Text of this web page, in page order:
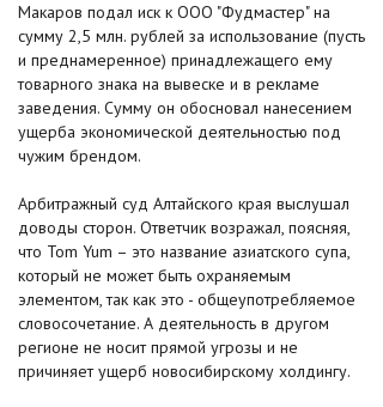
Макаров подал иск к ООО "Фудмастер" на
сумму 2,5 млн. рублей за использование (пусть
и преднамеренное) принадлежащего ему
товарного знака на вывеске и в рекламе
заведения. Сумму он обосновал нанесением
ущерба экономической деятельностью под
чужим брендом.
Арбитражный суд Алтайского края выслушал
доводы сторон. Ответчик возражал, поясняя,
что Tom Yum – это название азиатского супа,
который не может быть охраняемым
элементом, так как это - общеупотребляемое
словосочетание. А деятельность в другом
регионе не носит прямой угрозы и не
причиняет ущерб новосибирскому холдингу.